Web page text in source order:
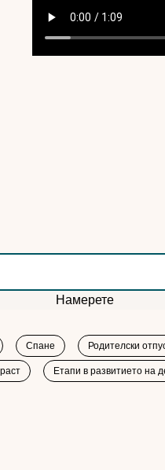
Намерете
Спане Родителски
Етапи в развитието на